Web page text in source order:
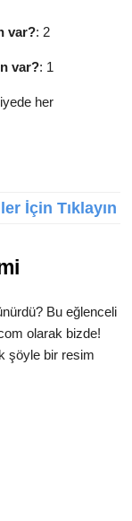
var?: 2
var?: 1
her
İçin Tıklayın
Bu eğlenceli
olarak bizde!
şöyle bir resim